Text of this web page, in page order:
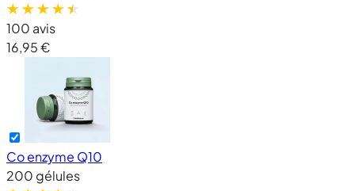
100 avis
16,95 €
Co enzyme Q10
200 gélules